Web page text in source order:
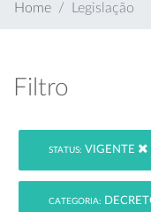
Home Legislação
Filtro
STATUS: VIGENTE
CATEGORIA: